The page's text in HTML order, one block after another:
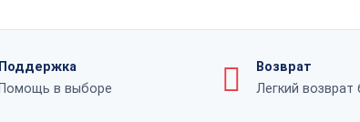
Поддержка
Помощь в выборе
Возврат
Легкий возврат